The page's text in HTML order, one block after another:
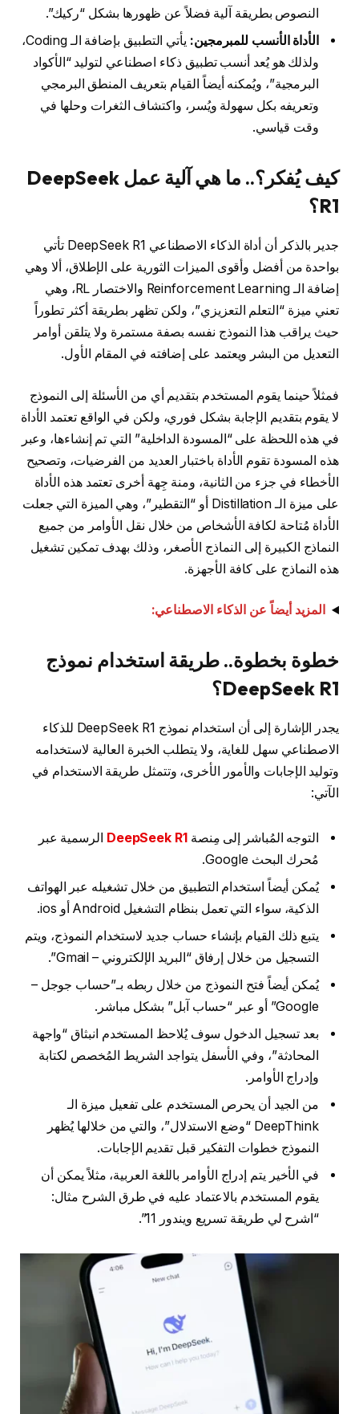
النصوص بطريقة آلية فضلاً عن ظهورها بشكل “ركيك”.
الأداة الأنسب للمبرمجين:
يأتي التطبيق بإضافة الـ Coding،
ولذلك هو يُعد أنسب تطبيق ذكاء اصطناعي لتوليد “الأكواد
البرمجية”، ويُمكنه أيضاً القيام بتعريف المنطق البرمجي
وتعريفه بكل سهولة ويُسر، واكتشاف الثغرات وحلها في
وقت قياسي.
كيف يُفكر؟.. ما هي آلية عمل DeepSeek
R1؟
جدير بالذكر أن أداة الذكاء الاصطناعي DeepSeek R1 تأتي
بواحدة من أفضل وأقوى الميزات الثورية على الإطلاق، ألا وهي
إضافة الـ Reinforcement Learning والاختصار RL، وهي
تعني ميزة “التعلم التعزيزي”، ولكن تظهر بطريقة أكثر تطوراً
حيث يراقب هذا النموذج نفسه بصفة مستمرة ولا يتلقن أوامر
التعديل من البشر ويعتمد على إضافته في المقام الأول.
فمثلاً حينما يقوم المستخدم بتقديم أي من الأسئلة إلى النموذج
لا يقوم بتقديم الإجابة بشكل فوري، ولكن في الواقع تعتمد الأداة
في هذه اللحظة على “المسودة الداخلية” التي تم إنشاءها، وعبر
هذه المسودة تقوم الأداة باختبار العديد من الفرضيات، وتصحيح
الأخطاء في جزء من الثانية، ومنة جِهة أخرى تعتمد هذه الأداة
على ميزة الـ Distillation أو “التقطير”، وهي الميزة التي جعلت
الأداة مُتاحة لكافة الأشخاص من خلال نقل الأوامر من جميع
النماذج الكبيرة إلى النماذج الأصغر، وذلك بهدف تمكين تشغيل
هذه النماذج على كافة الأجهزة.
المزيد أيضاً عن الذكاء الاصطناعي:
خطوة بخطوة.. طريقة استخدام نموذج
DeepSeek R1؟
يجدر الإشارة إلى أن استخدام نموذج DeepSeek R1 للذكاء
الاصطناعي سهل للغاية، ولا يتطلب الخبرة العالية لاستخدامه
وتوليد الإجابات والأمور الأخرى، وتتمثل طريقة الاستخدام في
الآتي:
التوجه المُباشر إلى مِنصةDeepSeek R1 الرسمية عبر
مُحرك البحث Google.
يُمكن أيضاً استخدام التطبيق من خلال تشغيله عبر الهواتف
الذكية، سواء التي تعمل بنظام التشغيل Android أو ios.
يتبع ذلك القيام بإنشاء حساب جديد لاستخدام النموذج، ويتم
التسجيل من خلال إرفاق “البريد الإلكتروني – Gmail”.
يُمكن أيضاً فتح النموذج من خلال ربطه بـ”حساب جوجل –
Google” أو عبر “حساب آبل” بشكل مباشر.
بعد تسجيل الدخول سوف يُلاحظ المستخدم انبثاق “واجهة
المحادثة”، وفي الأسفل يتواجد الشريط المُخصص لكتابة
وإدراج الأوامر.
من الجيد أن يحرص المستخدم على تفعيل ميزة الـ
DeepThink “وضع الاستدلال”، والتي من خلالها يُظهر
النموذج خطوات التفكير قبل تقديم الإجابات.
في الأخير يتم إدراج الأوامر باللغة العربية، مثلاً يمكن أن
يقوم المستخدم بالاعتماد عليه في طرق الشرح مثال:
“اشرح لي طريقة تسريع ويندور 11”.